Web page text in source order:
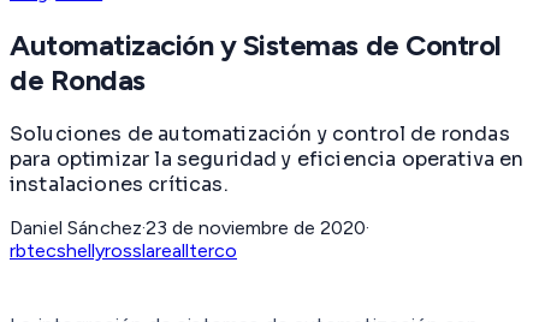
Automatización y Sistemas de Control
de Rondas
Soluciones de automatización y control de rondas
para optimizar la seguridad y eficiencia operativa en
instalaciones críticas.
Daniel Sánchez·23 de noviembre de 2020·
rbtecshellyrosslareallterco